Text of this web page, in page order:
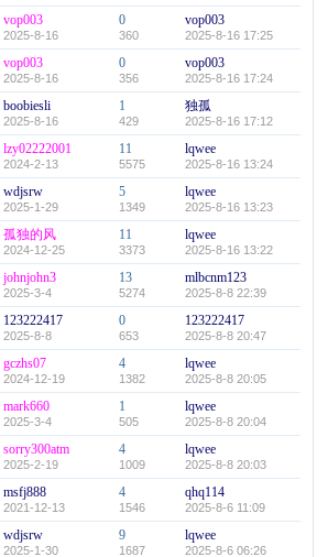
vop003
2025-8-16
0
360
vop003
2025-8-16 17:25
vop003
2025-8-16
0
356
vop003
2025-8-16 17:24
boobiesli
2025-8-16
1
429
独孤
2025-8-16 17:12
lzy02222001
2024-2-13
11
5575
lqwee
2025-8-16 13:24
wdjsrw
2025-1-29
5
1349
lqwee
2025-8-16 13:23
孤独的风
2024-12-25
11
3373
lqwee
2025-8-16 13:22
johnjohn3
2025-3-4
13
5274
mlbcnm123
2025-8-8 22:39
123222417
2025-8-8
0
653
123222417
2025-8-8 20:47
gczhs07
2024-12-19
4
1382
lqwee
2025-8-8 20:05
mark660
2025-3-4
1
505
lqwee
2025-8-8 20:04
sorry300atm
2025-2-19
4
1009
lqwee
2025-8-8 20:03
msfj888
2021-12-13
4
1546
qhq114
2025-8-6 11:09
wdjsrw
2025-1-30
9
1687
lqwee
2025-8-6 06:26